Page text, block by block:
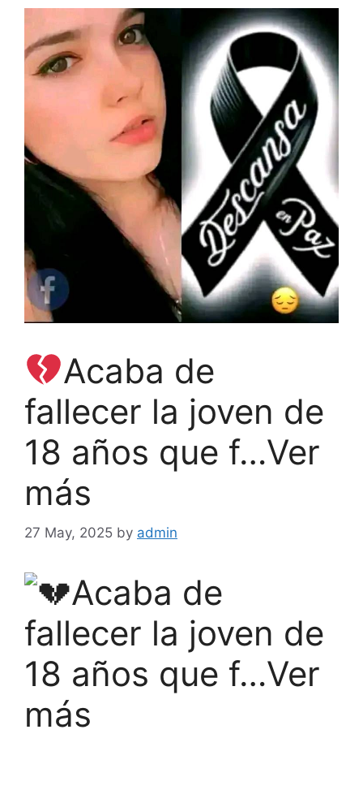
Acaba de
fallecer la joven de
18 años que f…Ver
más
27 May, 2025 by admin
Acaba de
fallecer la joven de
18 años que f…Ver
más